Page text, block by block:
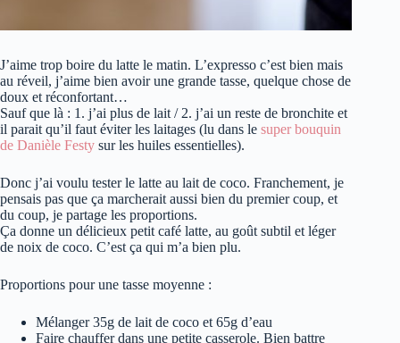
J’aime trop boire du latte le matin. L’expresso c’est bien mais
au réveil, j’aime bien avoir une grande tasse, quelque chose de
doux et réconfortant…
Sauf que là : 1. j’ai plus de lait / 2. j’ai un reste de bronchite et
il parait qu’il faut éviter les laitages (lu dans le super bouquin
de Danièle Festy sur les huiles essentielles).
Donc j’ai voulu tester le latte au lait de coco. Franchement, je
pensais pas que ça marcherait aussi bien du premier coup, et
du coup, je partage les proportions.
Ça donne un délicieux petit café latte, au goût subtil et léger
de noix de coco. C’est ça qui m’a bien plu.
Proportions pour une tasse moyenne :
Mélanger 35g de lait de coco et 65g d’eau
Faire chauffer dans une petite casserole. Bien battre